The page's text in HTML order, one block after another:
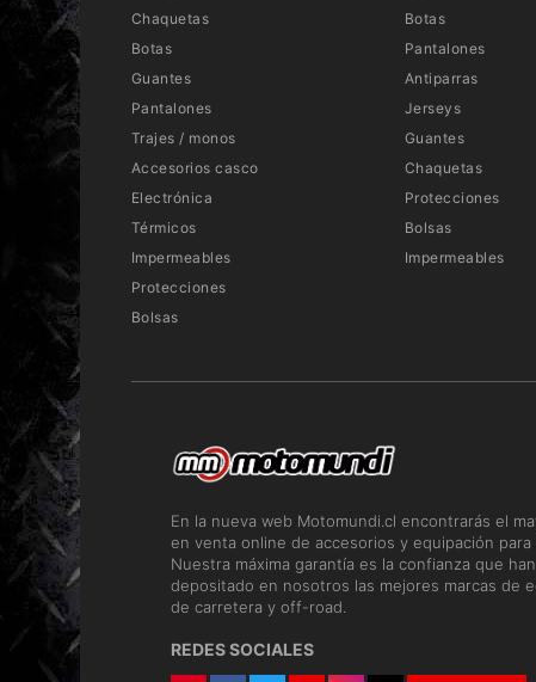
Chaquetas
Botas
Guantes
Pantalones
Trajes / monos
Accesorios casco
Electrónica
Térmicos
Impermeables
Protecciones
Bolsas
Botas
Pantalones
Antiparras
Jerseys
Guantes
Chaquetas
Protecciones
Bolsas
Impermeables
En la nueva web Motomundi.cl encontrarás el
en venta online de accesorios y equipación para
Nuestra máxima garantía es la confianza que han
depositado en nosotros las mejores marcas de
de carretera y off-road.
REDES SOCIALES